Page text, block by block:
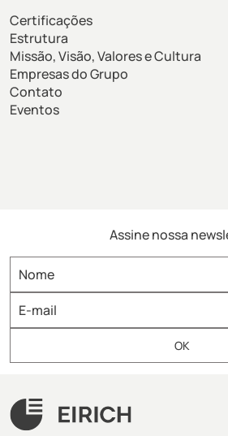
Certificações
Estrutura
Missão, Visão, Valores e Cultura
Empresas do Grupo
Contato
Eventos
Assine nossa